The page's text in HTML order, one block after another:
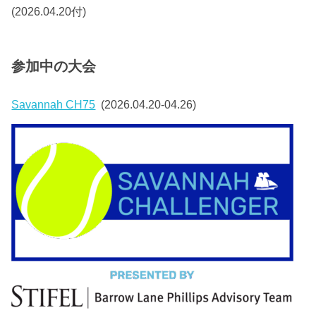
(2026.04.20付)
参加中の大会
Savannah CH75 (2026.04.20-04.26)